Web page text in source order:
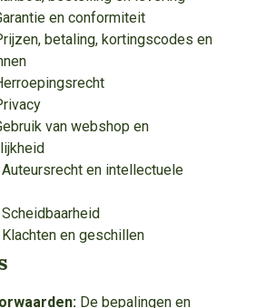
en conformiteit
betaling, kortingscodes en
van webshop en
en intellectuele
en geschillen
De bepalingen en